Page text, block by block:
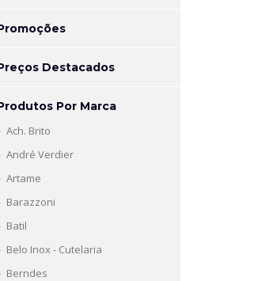
Destacados
Por Marca
Ach. Brito
André Verdier
Artame
Barazzoni
Batil
Belo Inox - Cutelaria
Berndes